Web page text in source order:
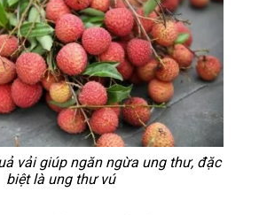
vải giúp ngăn ngừa ung thư, đặc
biệt là ung thư vú